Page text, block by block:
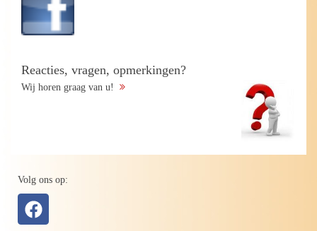
Reacties, vragen, opmerkingen?
Wij horen graag van u!
Volg ons op: